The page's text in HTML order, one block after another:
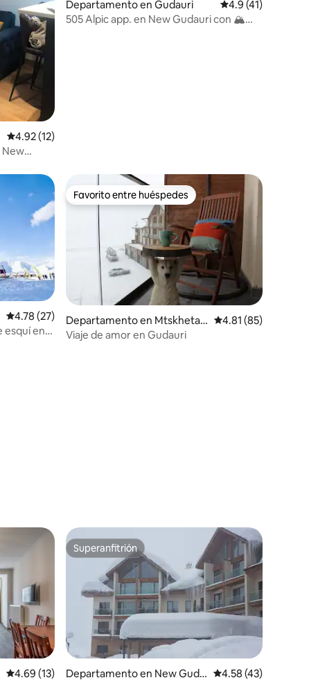
Calificación promedio: 4.92 de 5; 12 evaluaciones
4.92 (12)
New
Departamento en Gudauri Calificación
4.9 (41)
505 Alpic app. en New Gudauri con 🏔
Calificación promedio: 4.78 de 5; 27 evaluaciones
4.78 (27)
esquí en
Favorito entre huéspedes
Favorito entre huéspedes
Departamento en Mtskheta-
Mtianeti
Calificación
4.81 (85)
Viaje de amor en Gudauri
Calificación promedio: 4.69 de 5; 13 evaluaciones
4.69 (13)
Superanfitrión
Superanfitrión
Departamento en New Guda Calificación
4.58 (43)